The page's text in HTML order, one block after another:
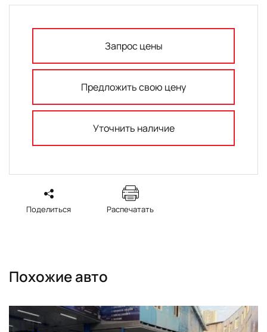
Запрос цены
Предложить свою цену
Уточнить наличие
Поделиться Распечатать
Похожие авто